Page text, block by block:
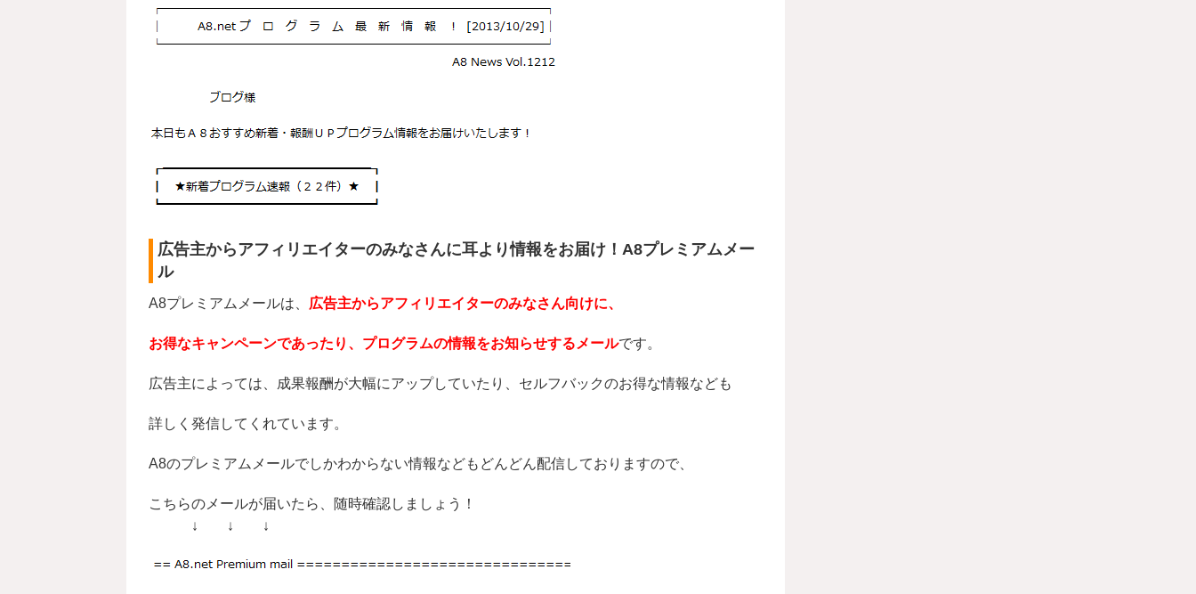
広告主からアフィリエイターのみなさんに耳より情報をお届け！A8プレミアムメー
ル
A8プレミアムメールは、 広告主からアフィリエイターのみなさん向けに、
お得なキャンペーンであったり、プログラムの情報をお知らせするメールです。
広告主によっては、成果報酬が大幅にアップしていたり、セルフバックのお得な情報なども
詳しく発信してくれています。
A8のプレミアムメールでしかわからない情報などもどんどん配信しておりますので、
こちらのメールが届いたら、随時確認しましょう！
↓ ↓ ↓